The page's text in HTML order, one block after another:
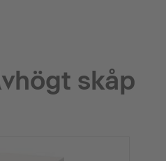
skåp